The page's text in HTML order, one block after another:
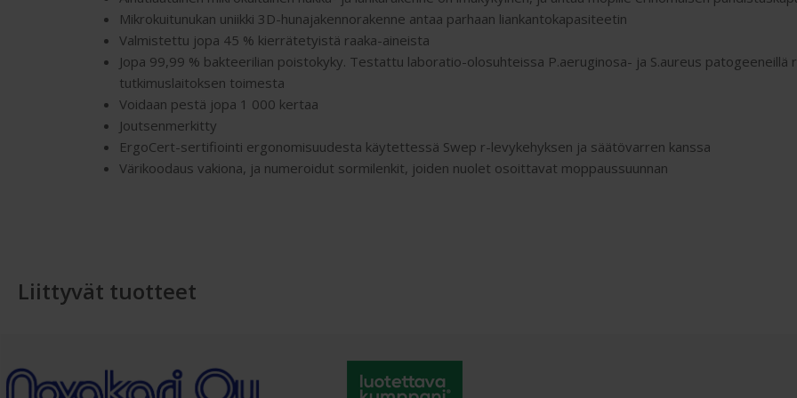
Mikrokuitunukan uniikki 3D-hunajakennorakenne antaa parhaan liankantokapasiteetin
Valmistettu jopa 45 % kierrätetyistä raaka-aineista
Jopa 99,99 % bakteerilian poistokyky. Testattu laboratio-olosuhteissa P.aeruginosa- ja S.aureus patogeeneillä
tutkimuslaitoksen toimesta
Voidaan pestä jopa 1 000 kertaa
Joutsenmerkitty
ErgoCert-sertifiointi ergonomisuudesta käytettessä Swep r-levykehyksen ja säätövarren kanssa
Värikoodaus vakiona, ja numeroidut sormilenkit, joiden nuolet osoittavat moppaussuunnan
Liittyvät tuotteet